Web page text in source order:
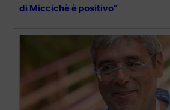
di Miccichè è positivo”